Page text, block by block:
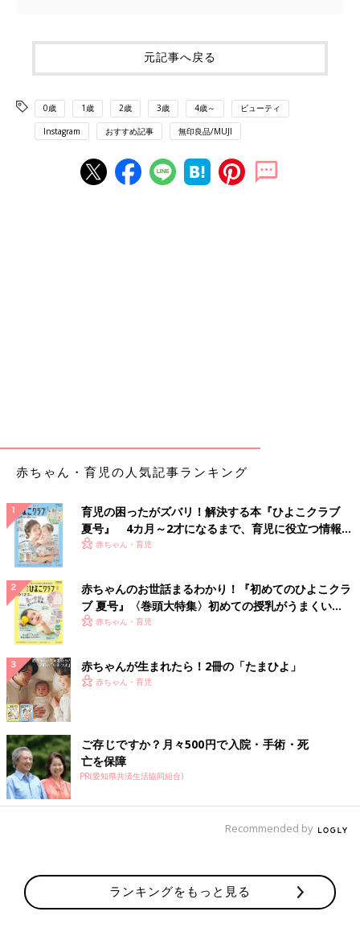
元記事へ戻る
0歳 1歳 2歳 3歳 4歳～ ビューティ
Instagram おすすめ記事 無印良品/MUJI
赤ちゃん・育児の人気記事ランキング
育児の困ったがズバリ！解決する本『ひよこクラブ
夏号』 4カ月～2才になるまで、育児に役立つ情報が
いっぱい！
赤ちゃん・育児
赤ちゃんのお世話まるわかり！『初めてのひよこクラ
ブ 夏号』〈巻頭大特集〉初めての授乳がうまくい
く！ おっぱい・ミルクの基本と夏のトラブル 解決テ
赤ちゃん・育児
赤ちゃんが生まれたら！2冊の「たまひよ」
赤ちゃん・育児
ご存じですか？月々500円で入院・手術・死
亡を保障
PR(愛知県共済生活協同組合)
Recommended by
ランキングをもっと見る